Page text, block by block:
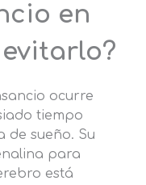
en
ocurre
tiempo
de sueño. Su
para
está